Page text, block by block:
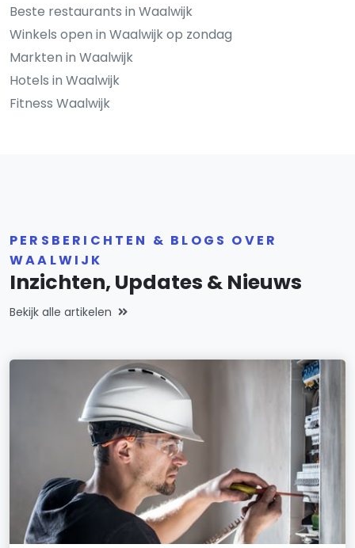
Beste restaurants in Waalwijk
Winkels open in Waalwijk op zondag
Markten in Waalwijk
Hotels in Waalwijk
Fitness Waalwijk
PERSBERICHTEN & BLOGS OVER
WAALWIJK
Inzichten, Updates & Nieuws
Bekijk alle artikelen